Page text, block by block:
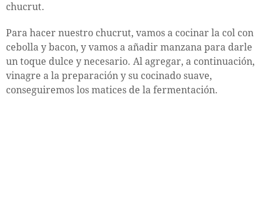
chucrut.
Para hacer nuestro chucrut, vamos a cocinar la col con
cebolla y bacon, y vamos a añadir manzana para darle
un toque dulce y necesario. Al agregar, a continuación,
vinagre a la preparación y su cocinado suave,
conseguiremos los matices de la fermentación.